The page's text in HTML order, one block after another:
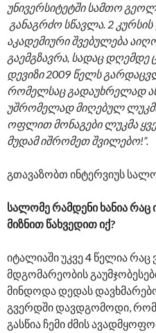
უნივერსიტეტში სამთო
განაგრძო სწავლა. 2
აკადემიური შვებულება
გაემგზავრა, სადაც დღემდე
დევიზი 2009 წელს
რომელსაც გადაუხრელად
უშრომელად მიღებულ
ოფლით მონაგები ლუკმა
მუდამ იშრომეთ შვილებო!”.
გთავაზობთ ინტერვიუს
სალომე რამდენი ხანია
მიზნით წახვედით იქ?
იტალიაში უკვე 4 წელია რაც
მდგომარეობის
მინდოდა დედას
გვერდში დავდგომოდი,
გასწია ჩემი ძმის